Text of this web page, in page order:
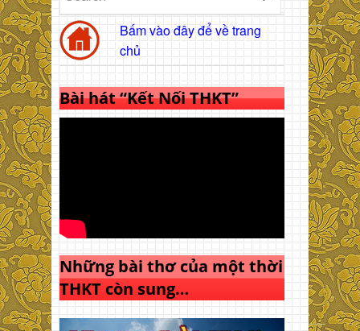
Bấm vào đây để về trang
chủ
Bài hát “Kết Nối THKT”
Những bài thơ của một thời
THKT còn sung…